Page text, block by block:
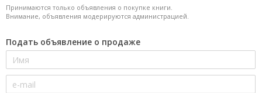
Принимаются только объявления о покупке книги.
Внимание, объявления модерируются администрацией.
Подать объявление о продаже